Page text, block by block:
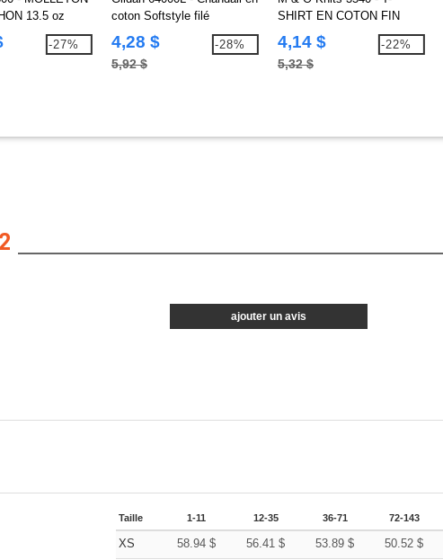
13.5 oz
-27%
coton Softstyle filé
4,28 $
5,92 $
-28%
SHIRT EN COTON FIN
POUR DAMES
4,14 $
5,32 $
-22%
ajouter un avis
Taille 1-11 12-35 36-71 72-143
XS 58.94$ 56.41$ 53.89$ 50.52$